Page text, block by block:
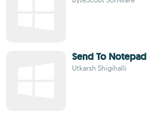
Send To Notepad
Utkarsh Shigihalli